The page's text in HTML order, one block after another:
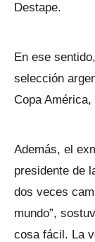
Destape.
En ese
selección
Copa
Además, el
presidente de
dos veces
mundo”,
cosa fácil. La